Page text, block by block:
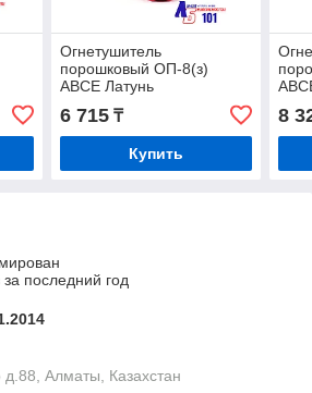
Огнетушитель
порошковый ОП-8(з)
АВСЕ Латунь
6 715₸
Купить
8
последний год
Алматы, Казахстан